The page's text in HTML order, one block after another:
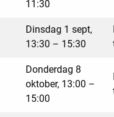
11:30
Dinsdag 1 sept,
13:30 – 15:30
Donderdag 8
oktober, 13:00 –
15:00